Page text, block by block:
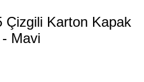
Çizgili Karton Kapak
Mavi